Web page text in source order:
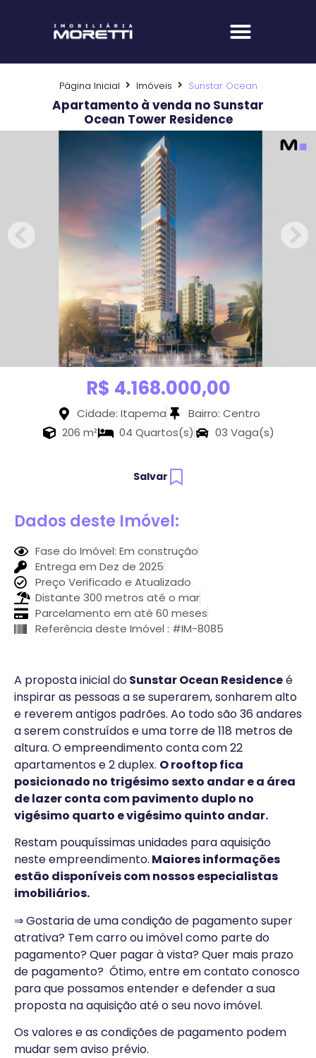
Página Inicial Imóveis Sunstar Ocean
Apartamento à venda no Sunstar
Ocean Tower Residence
R$ 4.168.000,00
Cidade: Itapema
Bairro: Centro
206 m²
04 Quartos(s) 03 Vaga(s)
Salvar
Dados deste Imóvel:
Fase do Imóvel: Em construção
Entrega em Dez de 2025
Preço Verificado e Atualizado
Distante 300 metros até o mar
Parcelamento em até 60 meses
Referência deste Imóvel : #IM-8085
A proposta inicial doSunstar Ocean Residenceé
inspirar as pessoas a se superarem, sonharem alto
e reverem antigos padrões. Ao todo são 36 andares
a serem construídos e uma torre de 118 metros de
altura. O empreendimento conta com 22
apartamentos e 2 duplex. O rooftop fica
posicionado no trigésimo sexto andar e a área
de lazer conta com pavimento duplo no
vigésimo quarto e vigésimo quinto andar.
Restam pouquíssimas unidades para aquisição
neste empreendimento. Maiores informações
estão disponíveis com nossos especialistas
imobiliários.
⇒ Gostaria de uma condição de pagamento super
atrativa? Tem carro ou imóvel como parte do
pagamento? Quer pagar à vista? Quer mais prazo
de pagamento? Ótimo, entre em contato conosco
para que possamos entender e defender a sua
proposta na aquisição até o seu novo imóvel.
Os valores e as condições de pagamento podem
mudar sem aviso prévio.